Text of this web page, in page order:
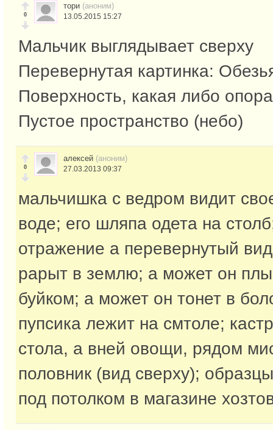
0
тори (аноним)
13.05.2015 15:27
Мальчик выглядывает сверху
Перевернутая картинка:
Поверхность, какая либо опора
Пустое пространство (небо)
0
алексей (аноним)
27.03.2013 09:37
мальчишка с ведром видит
воде; его шляпа одета на
отражение а перевернутый
рарыт в землю; а может он
буйком; а может он тонет в
пупсика лежит на смтоле;
стола, а вней овощи, рядом
половник (вид сверху);
под потолком в магазине